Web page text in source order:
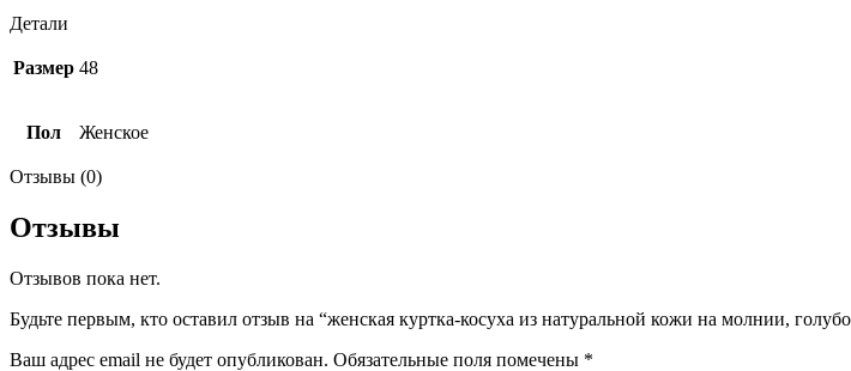
Детали
Размер 48
Пол Женское
Отзывы (0)
Отзывы
Отзывов пока нет.
Будьте первым, кто оставил отзыв на “женская куртка-косуха из натуральной кожи на молнии,
Ваш адрес email не будет опубликован. Обязательные поля помечены *